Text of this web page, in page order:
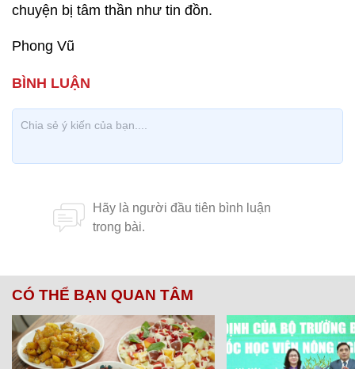
chuyện bị tâm thần như tin đồn.
Phong Vũ
CÓ THỂ BẠN QUAN TÂM